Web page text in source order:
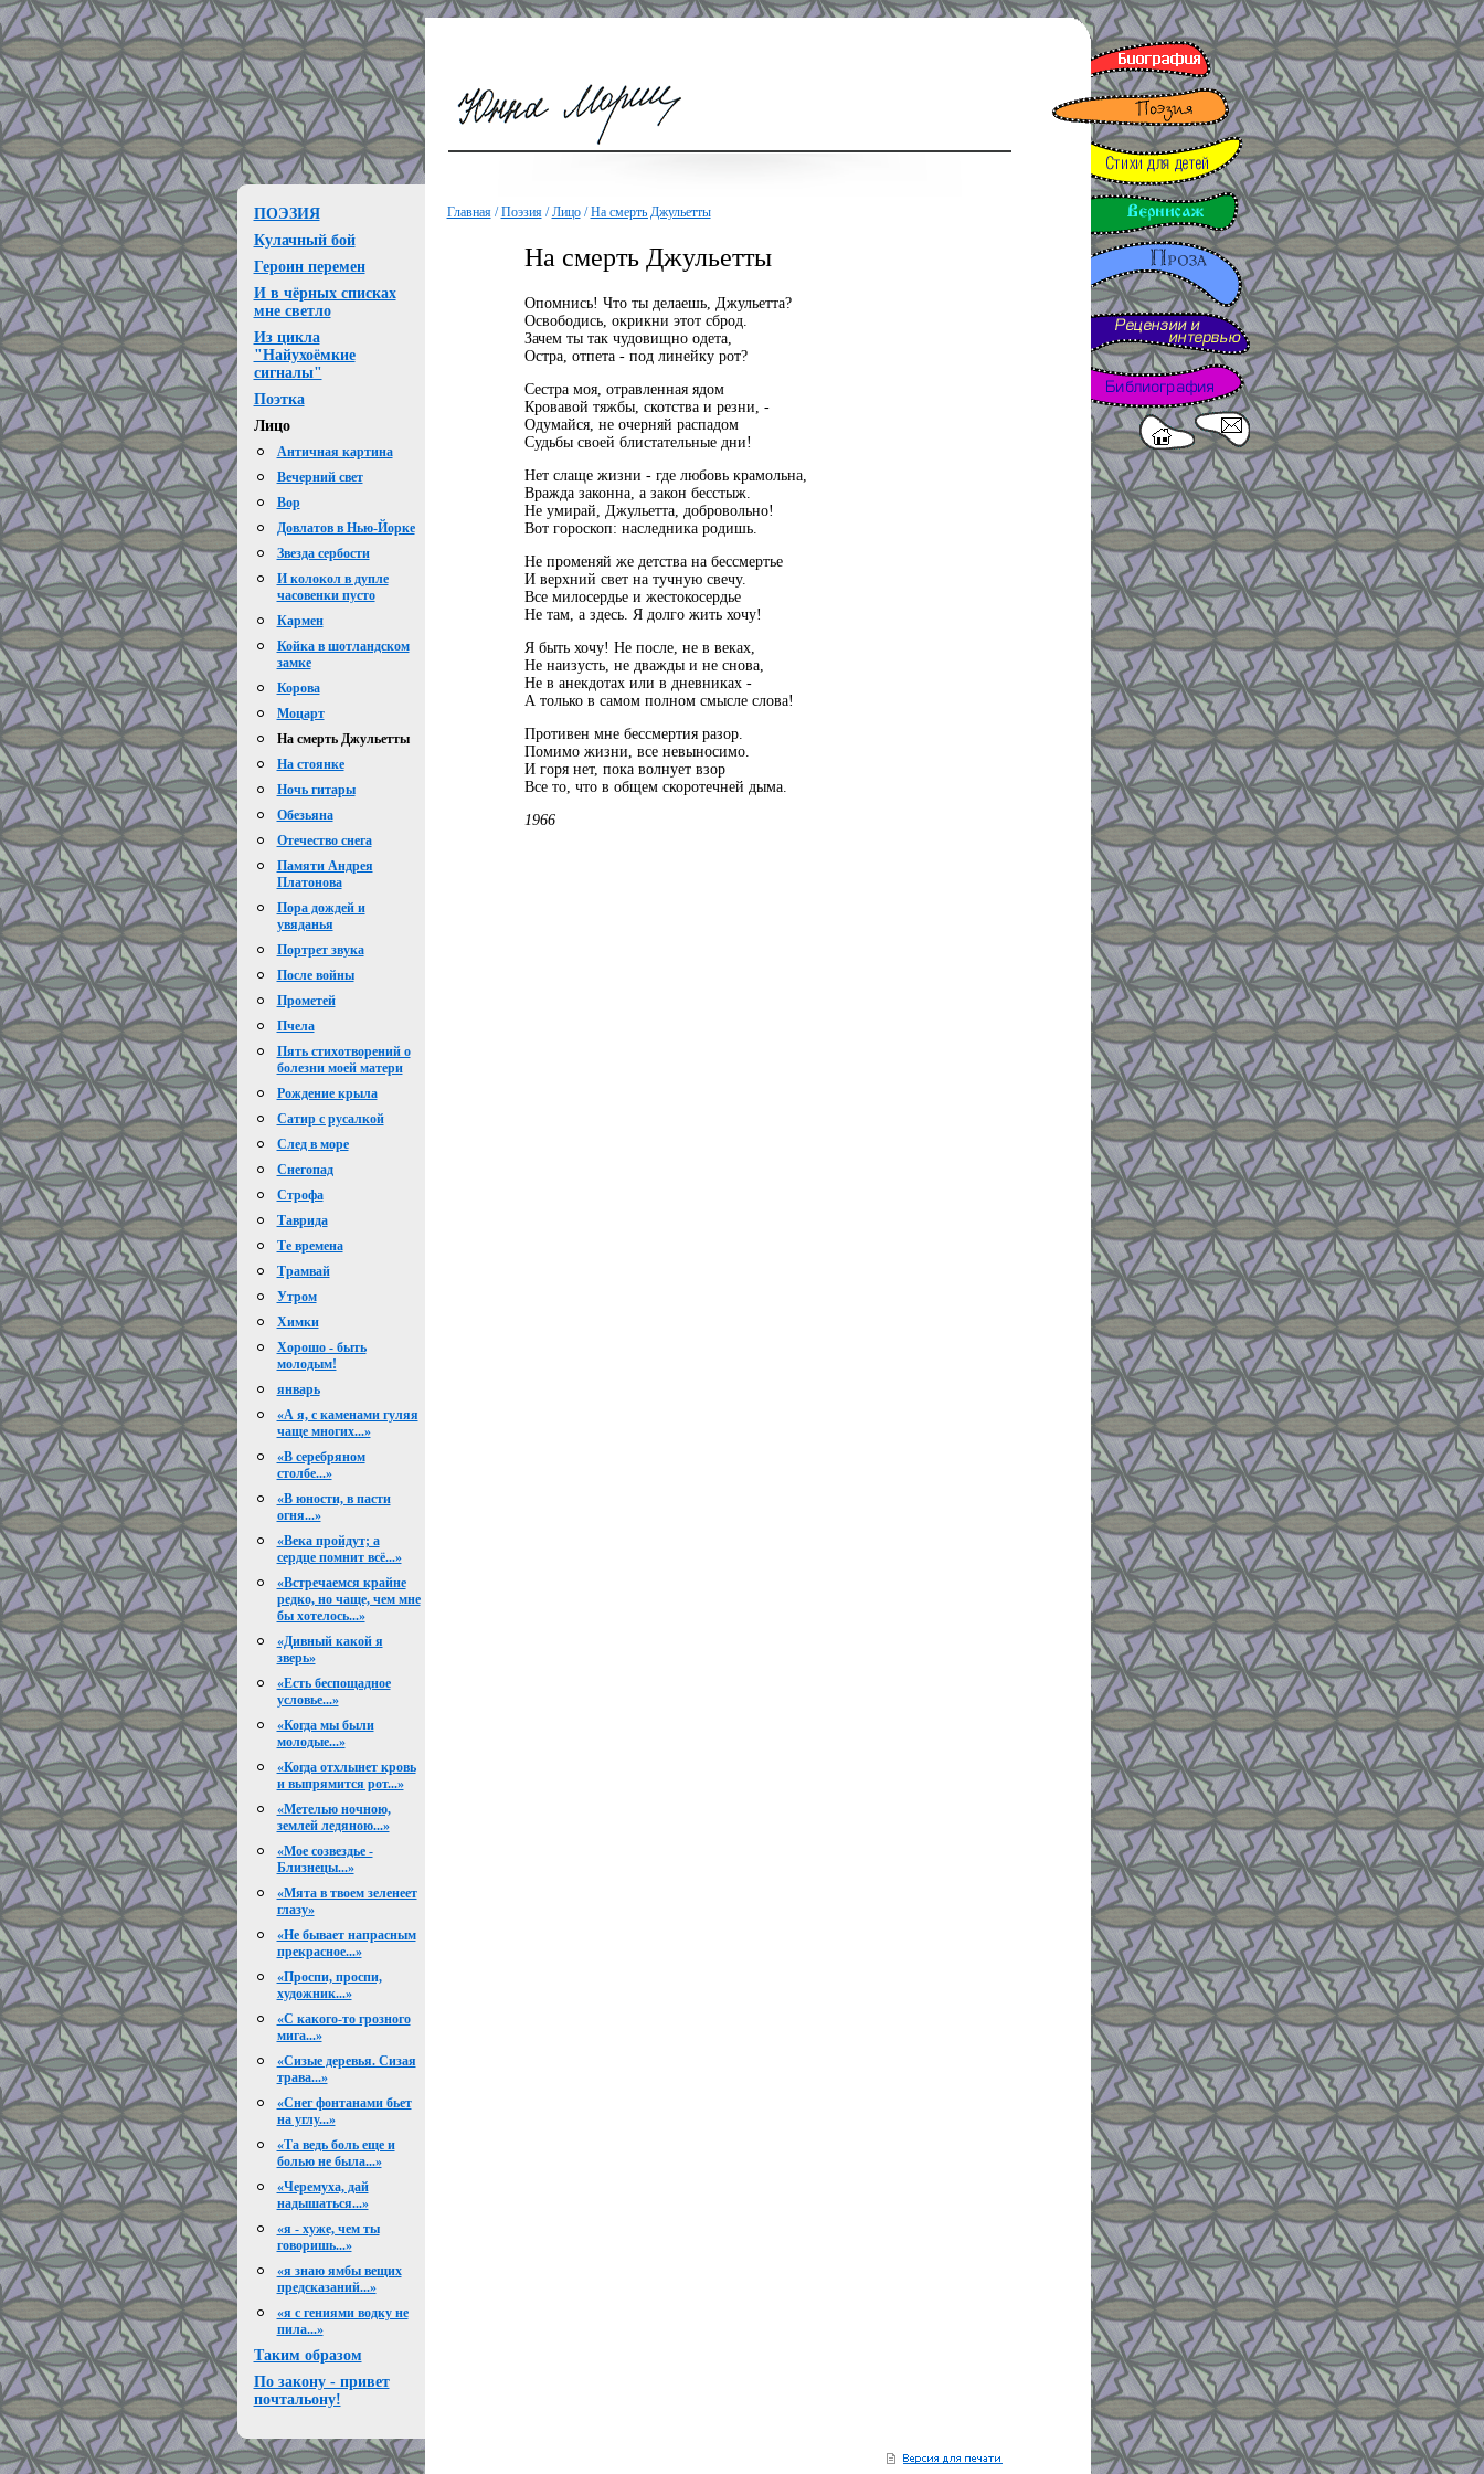
ПОЭЗИЯ
Кулачный бой
Героин перемен
И в чёрных списках
мне светло
Из цикла
"Найухоёмкие
сигналы"
Поэтка
Лицо
Античная картина
Вечерний свет
Вор
Довлатов в Нью-Йорке
Звезда сербости
И колокол в дупле
часовенки пусто
Кармен
Койка в шотландском
замке
Корова
Моцарт
На смерть Джульетты
На стоянке
Ночь гитары
Обезьяна
Отечество снега
Памяти Андрея
Платонова
Пора дождей и
увяданья
Портрет звука
После войны
Прометей
Пчела
Пять стихотворений о
болезни моей матери
Рождение крыла
Сатир с русалкой
След в море
Снегопад
Строфа
Таврида
Те времена
Трамвай
Утром
Химки
Хорошо - быть
молодым!
январь
«А я, с каменами гуляя
чаще многих...»
«В серебряном
столбе...»
«В юности, в пасти
огня...»
«Века пройдут; а
сердце помнит всё...»
«Встречаемся крайне
редко, но чаще, чем мне
бы хотелось...»
«Дивный какой я
зверь»
«Есть беспощадное
условье...»
«Когда мы были
молодые...»
«Когда отхлынет кровь
и выпрямится рот...»
«Метелью ночною,
землей ледяною...»
«Мое созвездье -
Близнецы...»
«Мята в твоем зеленеет
глазу»
«Не бывает напрасным
прекрасное...»
«Проспи, проспи,
художник...»
«С какого-то грозного
мига...»
«Сизые деревья. Сизая
трава...»
«Снег фонтанами бьет
на углу...»
«Та ведь боль еще и
болью не была...»
«Черемуха, дай
надышаться...»
«я - хуже, чем ты
говоришь...»
«я знаю ямбы вещих
предсказаний...»
«я с гениями водку не
пила...»
Таким образом
По закону - привет
почтальону!
Главная/Поэзия/Лицо/На смерть Джульетты
На смерть Джульетты
Опомнись! Что ты делаешь, Джульетта?
Освободись, окрикни этот сброд.
Зачем ты так чудовищно одета,
Остра, отпета - под линейку рот?
Сестра моя, отравленная ядом
Кровавой тяжбы, скотства и резни, -
Одумайся, не очерняй распадом
Судьбы своей блистательные дни!
Нет слаще жизни - где любовь крамольна,
Вражда законна, а закон бесстыж.
Не умирай, Джульетта, добровольно!
Вот гороскоп: наследника родишь.
Не променяй же детства на бессмертье
И верхний свет на тучную свечу.
Все милосердье и жестокосердье
Не там, а здесь. Я долго жить хочу!
Я быть хочу! Не после, не в веках,
Не наизусть, не дважды и не снова,
Не в анекдотах или в дневниках -
А только в самом полном смысле слова!
Противен мне бессмертия разор.
Помимо жизни, все невыносимо.
И горя нет, пока волнует взор
Все то, что в общем скоротечней дыма.
1966